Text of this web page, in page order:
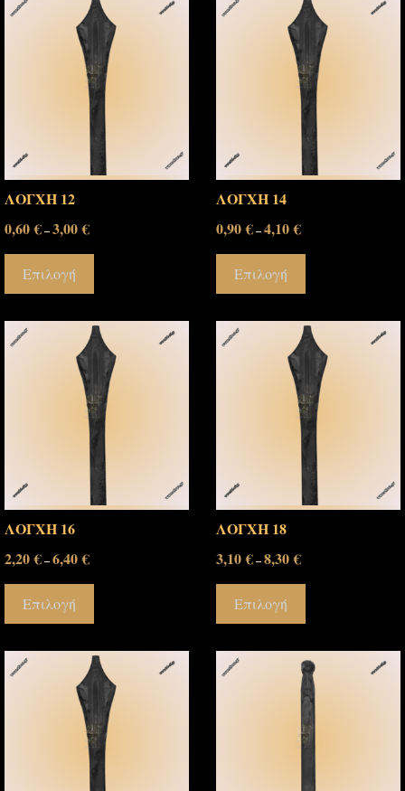
ΛΟΓΧΗ 12
0,60€–3,00€
Επιλογή
ΛΟΓΧΗ 14
0,90€–4,10€
Επιλογή
ΛΟΓΧΗ 16
2,20€–6,40€
Επιλογή
ΛΟΓΧΗ 18
3,10€–8,30€
Επιλογή